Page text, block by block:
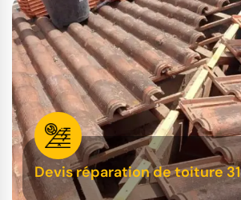
Devis réparation de toiture 31